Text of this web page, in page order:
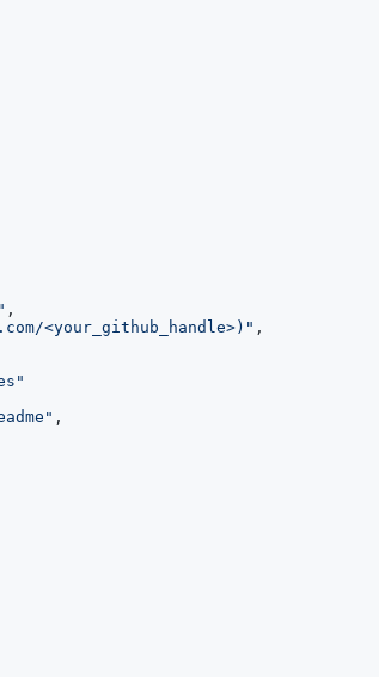
,
<your_github_handle>)" ,
,